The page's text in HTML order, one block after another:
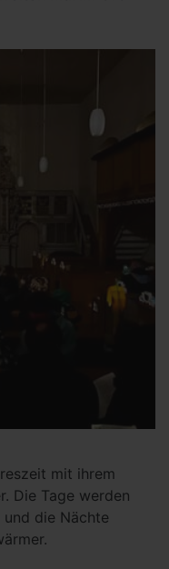
mit ihrem
Die Tage werden
die Nächte